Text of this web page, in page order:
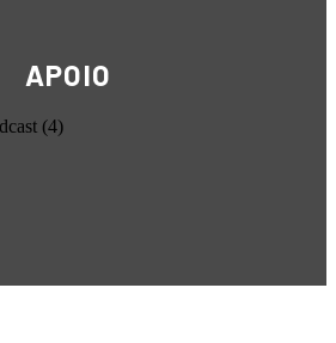
APOIO